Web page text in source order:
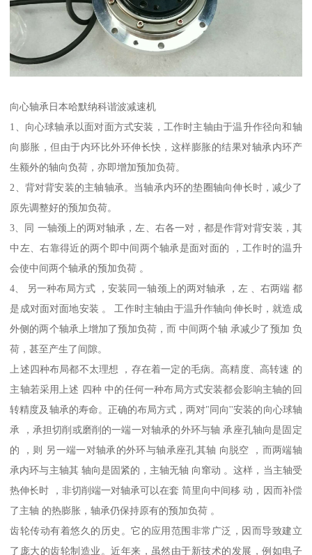
向心轴承日本哈默纳科谐波减速机
1、向心球轴承以面对面方式安装，工作时主轴由于温升作径向和轴
向膨胀，但由于内环比外环伸长快，这样膨胀的结果对轴承内环产
生额外的轴向负荷，亦即增加预加负荷。
2、背对背安装的主轴轴承。当轴承内环的垫圈轴向伸长时，减少了
原先调整好的预加负荷。
3、同 一轴颈上的两对轴承，左、右各一对，都是作背对背安装，其
中左、右靠得近的两个即中间两个轴承是面对面的 ，工作时的温升
会使中间两个轴承的预加负荷 。
4、 另一种布局方式 ，安装同一轴颈上的两对轴承 ，左 、右两端 都
是成对面对面地安装 。 工作时主轴由于温升作轴向伸长时，就造成
外侧的两个轴承上增加了预加负荷，而 中间两个轴 承减少了预加 负
荷，甚至产生了间隙。
上述四种布局都不太理想 ，存在着一定的毛病。高精度、高转速 的
主轴若采用上述 四种 中的任何一种布局方式安装都会影响主轴的回
转精度及轴承的寿命。正确的布局方式，两对"同向''安装的向心球轴
承 ，承担切削或磨削的一端一对轴承的外环与轴 承座孔轴向是固定
的 ，则 另一端一对轴承的外环与轴承座孔其轴 向脱空 ，而两端轴
承内环与主轴其 轴向是固紧的，主轴无轴 向窜动 。这样，当主轴受
热伸长时 ，非切削端一对轴承可以在套 筒里向中间移 动，因而补偿
了主轴 的热膨胀，轴承仍保持原有的预加负荷 。
齿轮传动有着悠久的历史。它的应用范围非常广泛，因而导致建立
了庞大的齿轮制造业。近年来，虽然由于新技术的发展，例如电子